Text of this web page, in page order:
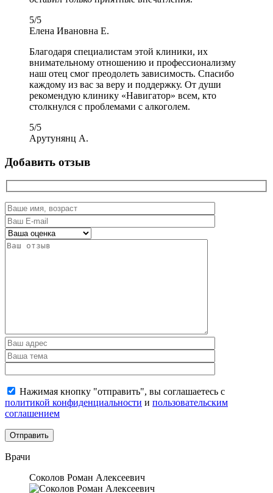
5/5
Елена Ивановна Е.
Благодаря специалистам этой клиники, их
внимательному отношению и профессионализму
наш отец смог преодолеть зависимость. Спасибо
каждому из вас за веру и поддержку. От души
рекомендую клинику «Навигатор» всем, кто
столкнулся с проблемами с алкоголем.
5/5
Арутунянц А.
Добавить отзыв
Нажимая кнопку "отправить", вы соглашаетесь с
политикой конфиденциальности и пользовательским
соглашением
Врачи
Соколов Роман Алексеевич